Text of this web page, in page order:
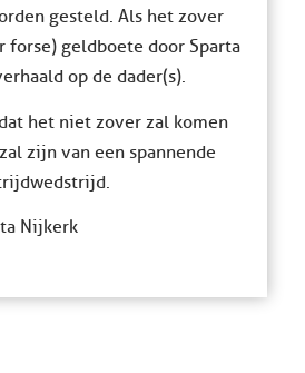
gesteld. Als het zover
forse) geldboete door Sparta
op de dader(s).
het niet zover zal komen
zijn van een spannende
Nijkerk